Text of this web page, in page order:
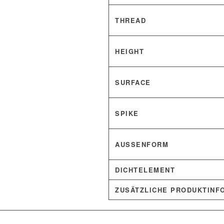
THREAD
HEIGHT
SURFACE
SPIKE
AUSSENFORM
DICHTELEMENT
ZUSÄTZLICHE